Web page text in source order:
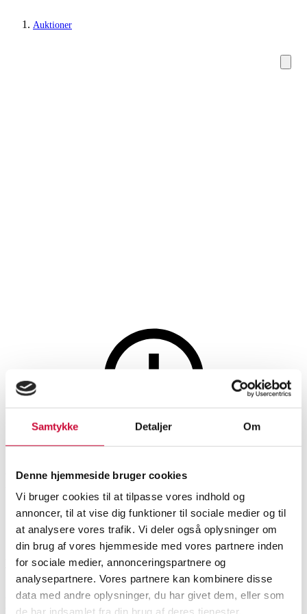
Samtykke Detaljer Om
Denne hjemmeside bruger cookies
Vi bruger cookies til at tilpasse vores indhold og
annoncer, til at vise dig funktioner til sociale medier og til
at analysere vores trafik. Vi deler også oplysninger om
din brug af vores hjemmeside med vores partnere inden
for sociale medier, annonceringspartnere og
analysepartnere. Vores partnere kan kombinere disse
data med andre oplysninger, du har givet dem, eller som
de har indsamlet fra din brug af deres tjenester.
Auktioner
Ringe
Denne auktion er annulleret
Denne auktion er annulleret
SHOWROOM
Vejle
VURDERING
DKK 9.000
VARENUMMER
6465960
Beskrivelse